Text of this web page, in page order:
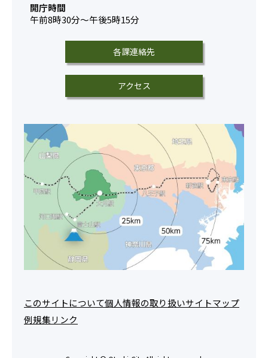
開庁時間
午前8時30分～午後5時15分
各課連絡先
アクセス
このサイトについて個人情報の取り扱いサイトマップ
例規集リンク